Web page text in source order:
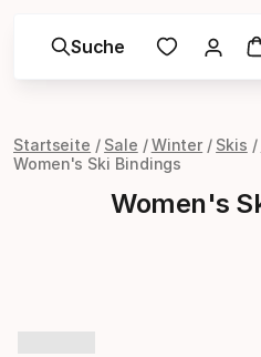
Suche
Startseite Sale Winter Skis
Women's Ski Bindings
Women's